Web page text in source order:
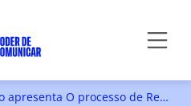
Edição Extra de Julho apresenta O processo de Restauração de Obras de Arte, Os Projetos da Faculdade Cásper Líbero e a Publicação de Livros